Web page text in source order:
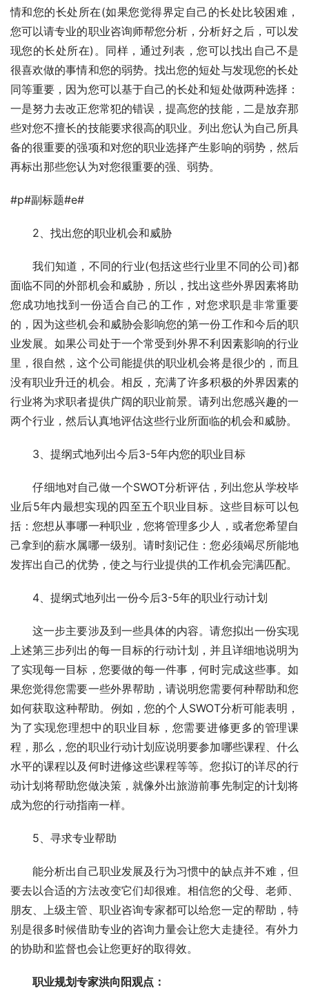
情和您的长处所在(如果您觉得界定自己的长处比较困难，
您可以请专业的职业咨询师帮您分析，分析好之后，可以发
现您的长处所在)。同样，通过列表，您可以找出自己不是
很喜欢做的事情和您的弱势。找出您的短处与发现您的长处
同等重要，因为您可以基于自己的长处和短处做两种选择：
一是努力去改正您常犯的错误，提高您的技能，二是放弃那
些对您不擅长的技能要求很高的职业。列出您认为自己所具
备的很重要的强项和对您的职业选择产生影响的弱势，然后
再标出那些您认为对您很重要的强、弱势。
#p#副标题#e#
2、找出您的职业机会和威胁
我们知道，不同的行业(包括这些行业里不同的公司)都
面临不同的外部机会和威胁，所以，找出这些外界因素将助
您成功地找到一份适合自己的工作，对您求职是非常重要
的，因为这些机会和威胁会影响您的第一份工作和今后的职
业发展。如果公司处于一个常受到外界不利因素影响的行业
里，很自然，这个公司能提供的职业机会将是很少的，而且
没有职业升迁的机会。相反，充满了许多积极的外界因素的
行业将为求职者提供广阔的职业前景。请列出您感兴趣的一
两个行业，然后认真地评估这些行业所面临的机会和威胁。
3、提纲式地列出今后3-5年内您的职业目标
仔细地对自己做一个SWOT分析评估，列出您从学校毕
业后5年内最想实现的四至五个职业目标。这些目标可以包
括：您想从事哪一种职业，您将管理多少人，或者您希望自
己拿到的薪水属哪一级别。请时刻记住：您必须竭尽所能地
发挥出自己的优势，使之与行业提供的工作机会完满匹配。
4、提纲式地列出一份今后3-5年的职业行动计划
这一步主要涉及到一些具体的内容。请您拟出一份实现
上述第三步列出的每一目标的行动计划，并且详细地说明为
了实现每一目标，您要做的每一件事，何时完成这些事。如
果您觉得您需要一些外界帮助，请说明您需要何种帮助和您
如何获取这种帮助。例如，您的个人SWOT分析可能表明，
为了实现您理想中的职业目标，您需要进修更多的管理课
程，那么，您的职业行动计划应说明要参加哪些课程、什么
水平的课程以及何时进修这些课程等等。您拟订的详尽的行
动计划将帮助您做决策，就像外出旅游前事先制定的计划将
成为您的行动指南一样。
5、寻求专业帮助
能分析出自己职业发展及行为习惯中的缺点并不难，但
要去以合适的方法改变它们却很难。相信您的父母、老师、
朋友、上级主管、职业咨询专家都可以给您一定的帮助，特
别是很多时候借助专业的咨询力量会让您大走捷径。有外力
的协助和监督也会让您更好的取得效。
职业规划专家洪向阳观点：